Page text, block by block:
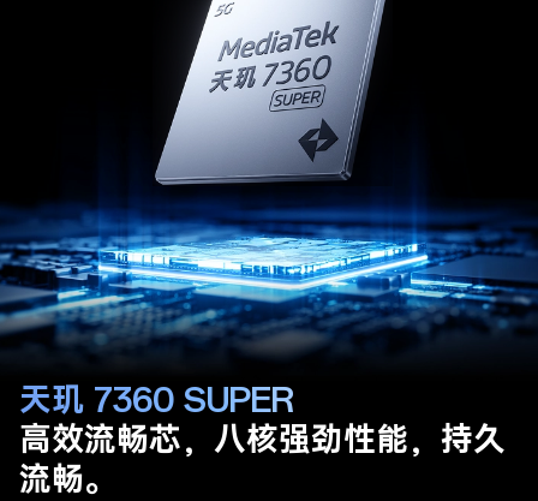
天玑 7360 SUPER
高效流畅芯， 八核强劲性能，持久
流畅。